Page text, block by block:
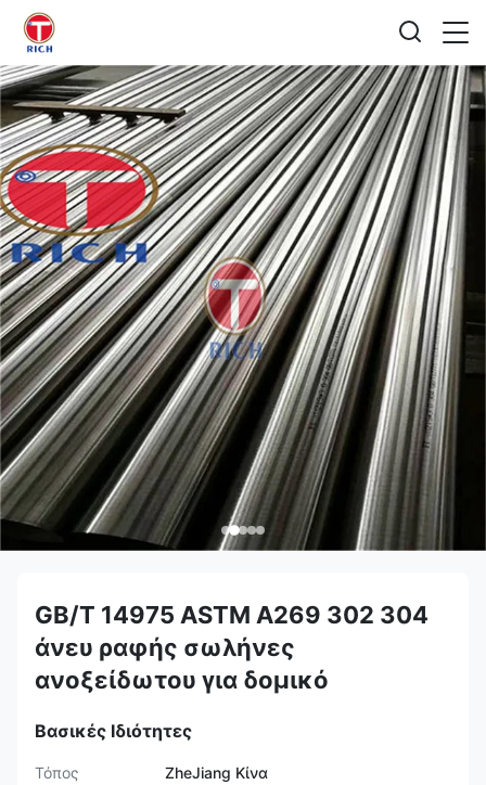
GB/T 14975 ASTM A269 302 304
άνευ ραφής σωλήνες
ανοξείδωτου για δομικό
Βασικές Ιδιότητες
Τόπος
ZheJiang Κίνα